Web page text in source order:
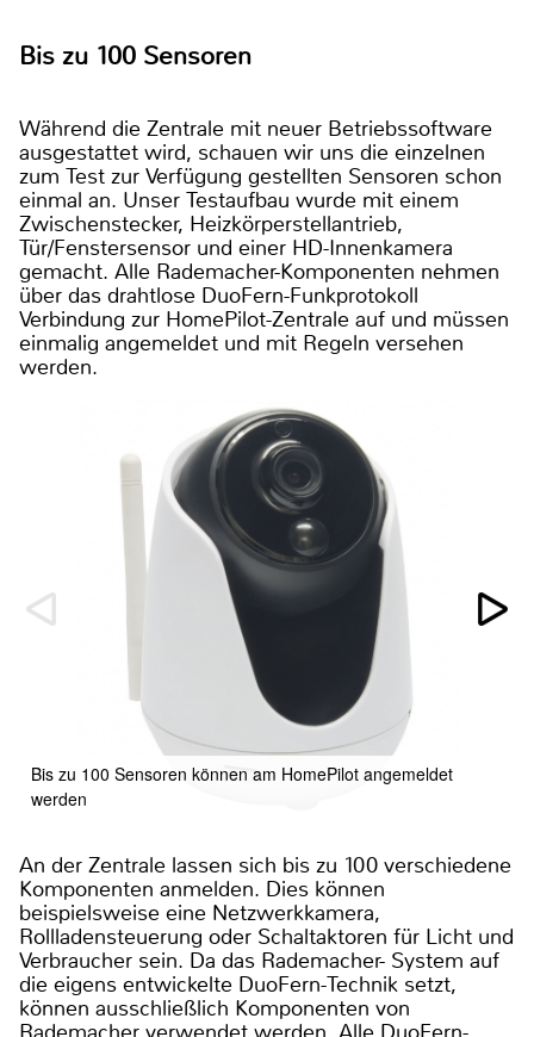
Bis zu 100 Sensoren
Während die Zentrale mit neuer Betriebssoftware
ausgestattet wird, schauen wir uns die einzelnen
zum Test zur Verfügung gestellten Sensoren schon
einmal an. Unser Testaufbau wurde mit einem
Zwischenstecker, Heizkörperstellantrieb,
Tür/Fenstersensor und einer HD-Innenkamera
gemacht. Alle Rademacher-Komponenten nehmen
über das drahtlose DuoFern-Funkprotokoll
Verbindung zur HomePilot-Zentrale auf und müssen
einmalig angemeldet und mit Regeln versehen
werden.
Bis zu 100 Sensoren können am HomePilot angemeldet
werden
An der Zentrale lassen sich bis zu 100 verschiedene
Komponenten anmelden. Dies können
beispielsweise eine Netzwerkkamera,
Rollladensteuerung oder Schaltaktoren für Licht und
Verbraucher sein. Da das Rademacher- System auf
die eigens entwickelte DuoFern-Technik setzt,
können ausschließlich Komponenten von